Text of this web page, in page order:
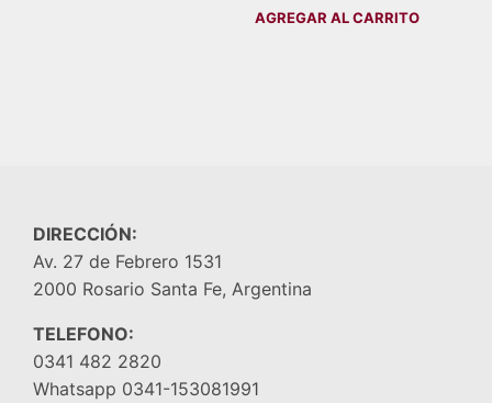
AGREGAR AL CARRITO
DIRECCIÓN:
Av. 27 de Febrero 1531
2000 Rosario Santa Fe, Argentina
TELEFONO:
0341 482 2820
Whatsapp 0341-153081991